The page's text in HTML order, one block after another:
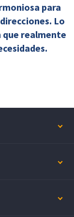
para
Lo
que realmente